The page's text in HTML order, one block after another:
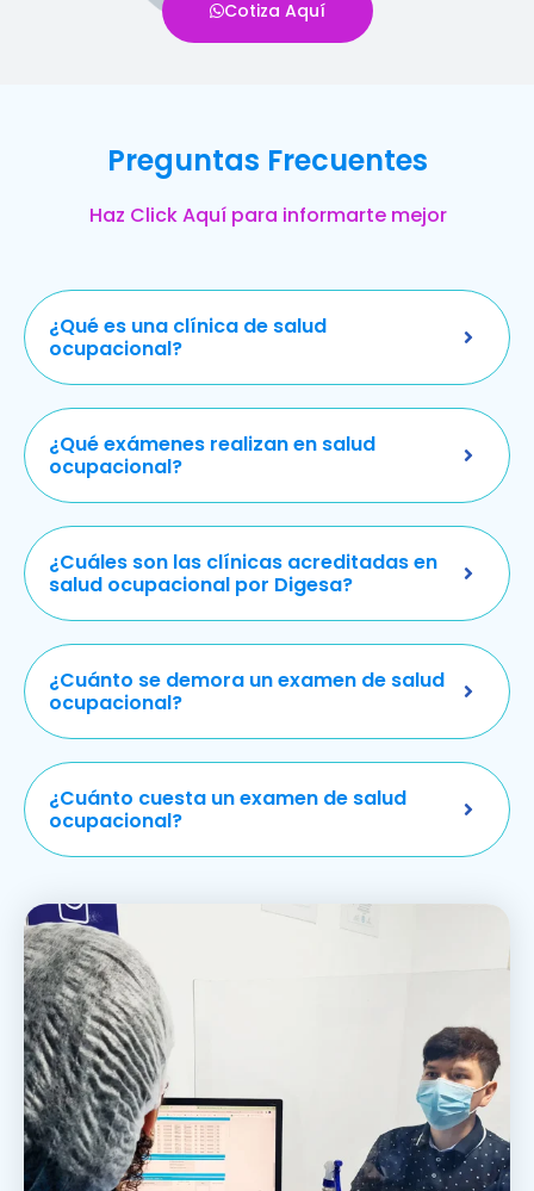
Cotiza Aquí
Preguntas Frecuentes
Haz Click Aquí para informarte mejor
¿Qué es una clínica de salud
ocupacional?
¿Qué exámenes realizan en salud
ocupacional?
¿Cuáles son las clínicas acreditadas en
salud ocupacional por Digesa?
¿Cuánto se demora un examen de salud
ocupacional?
¿Cuánto cuesta un examen de salud
ocupacional?